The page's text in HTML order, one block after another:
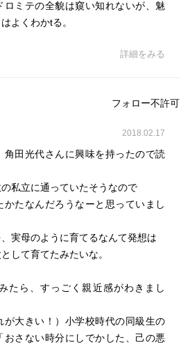
ロミテの全貌は窺い知れないが、魅
よくわかtる。
詳細をみる
フォロー不許可
2018.02.17
角田光代さんに興味を持ったので読
私立に通っていたそうなので
かたなんだろうなーと思っていまし
実母のように育てるなんて発想は
して育てたみたいな。
たら、すっごく親近感がわきまし
大きい！）小学校時代の同級生の
おさない時分にしでかした、己の悪